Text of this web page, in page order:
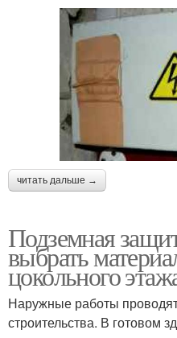
читать дальше →
Подземная
выбрать
цокольного
Наружные работы
строительства. В готовом